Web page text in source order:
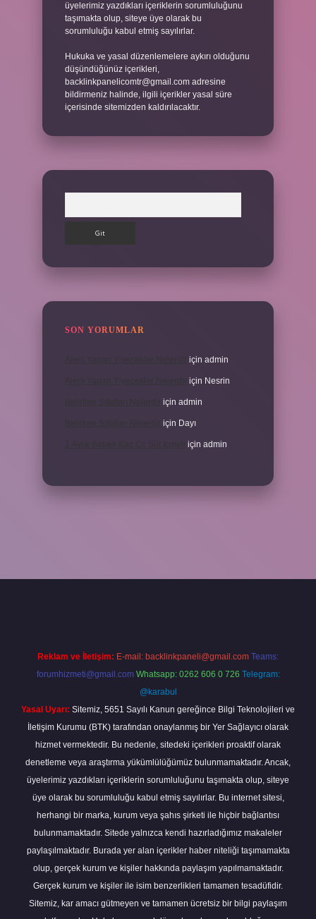
üyelerimiz yazdıkları içeriklerin sorumluluğunu
taşımakta olup, siteye üye olarak bu
sorumluluğu kabul etmiş sayılırlar.
Hukuka ve yasal düzenlemelere aykırı olduğunu
düşündüğünüz içerikleri,
backlinkpanelicomtr@gmail.com adresine
bildirmeniz halinde, ilgili içerikler yasal süre
içerisinde sitemizden kaldırılacaktır.
SON YORUMLAR
için admin
için Nesrin
için admin
için Dayı
için admin
Reklam ve İletişim: E-mail: backlinkpaneli@gmail.com Teams:
forumhizmeti@gmail.com Whatsapp: 0262 606 0 726 Telegram:
@karabul
Yasal Uyarı: Sitemiz, 5651 Sayılı Kanun gereğince Bilgi Teknolojileri ve
İletişim Kurumu (BTK) tarafından onaylanmış bir Yer Sağlayıcı olarak
hizmet vermektedir. Bu nedenle, sitedeki içerikleri proaktif olarak
denetleme veya araştırma yükümlülüğümüz bulunmamaktadır. Ancak,
üyelerimiz yazdıkları içeriklerin sorumluluğunu taşımakta olup, siteye
üye olarak bu sorumluluğu kabul etmiş sayılırlar. Bu internet sitesi,
herhangi bir marka, kurum veya şahıs şirketi ile hiçbir bağlantısı
bulunmamaktadır. Sitede yalnızca kendi hazırladığımız makaleler
paylaşılmaktadır. Burada yer alan içerikler haber niteliği taşımamakta
olup, gerçek kurum ve kişiler hakkında paylaşım yapılmamaktadır.
Gerçek kurum ve kişiler ile isim benzerlikleri tamamen tesadüfidir.
Sitemiz, kar amacı gütmeyen ve tamamen ücretsiz bir bilgi paylaşım